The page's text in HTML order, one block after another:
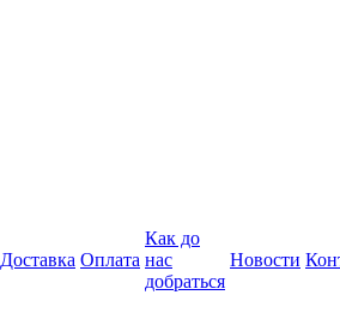
Доставка Оплата
Как до
нас
добраться
Новости